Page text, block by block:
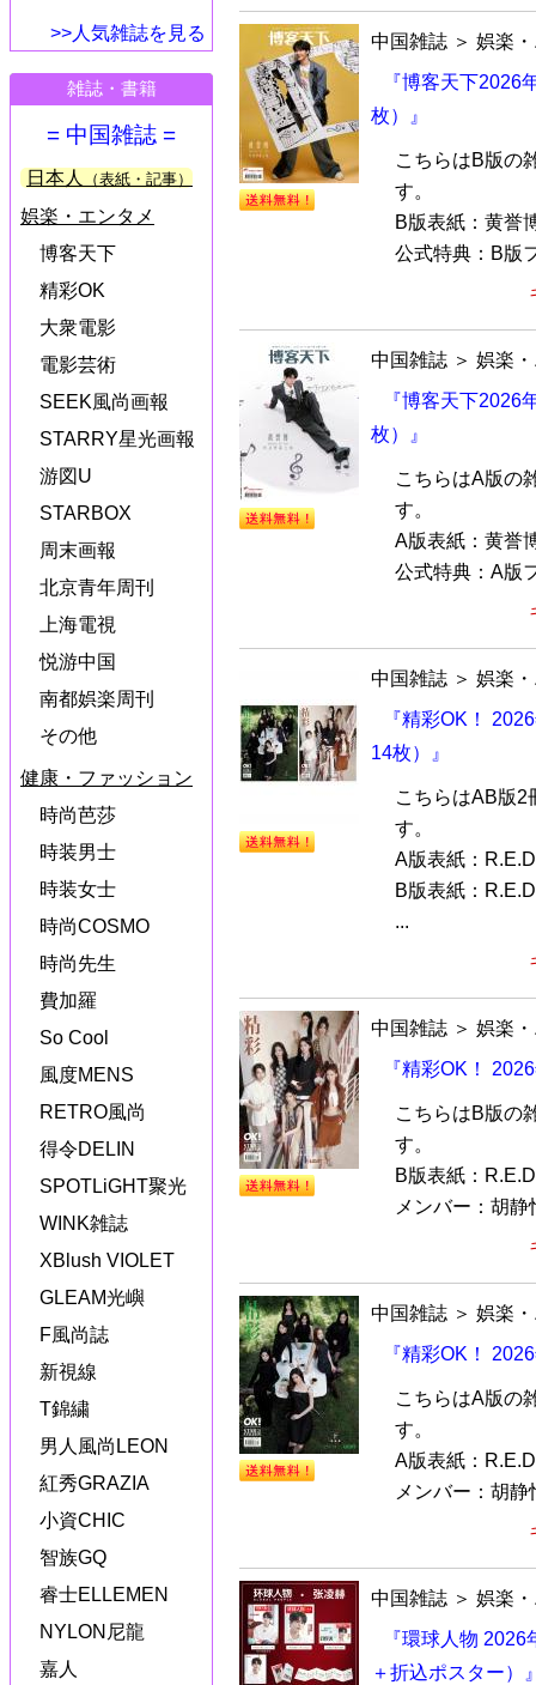
>>人気雑誌を見る
雑誌・書籍
= 中国雑誌 =
日本人 （表紙・記事）
娯楽・エンタメ
博客天下
精彩OK
大衆電影
電影芸術
SEEK風尚画報
STARRY星光画報
游図U
STARBOX
周末画報
北京青年周刊
上海電視
悦游中国
南都娯楽周刊
その他
健康・ファッション
時尚芭莎
時装男士
時装女士
時尚COSMO
時尚先生
費加羅
So Cool
風度MENS
RETRO風尚
得令DELIN
SPOTLiGHT聚光
WINK雑誌
XBlush VIOLET
GLEAM光嶼
F風尚誌
新視線
T錦繍
男人風尚LEON
紅秀GRAZIA
小資CHIC
智族GQ
睿士ELLEMEN
NYLON尼龍
嘉人
中国雑誌 ＞ 娯楽
『博客天下2026
枚）』
こちらはB版の
す。
B版表紙：黄誉
公式特典：B版
中国雑誌 ＞ 娯楽
『博客天下2026
枚）』
こちらはA版の
す。
A版表紙：黄誉
公式特典：A版
中国雑誌 ＞ 娯楽
『精彩OK！
14枚）』
こちらはAB版2
す。
A版表紙：
B版表紙：
...
中国雑誌 ＞ 娯楽
『精彩OK！
こちらはB版の
す。
B版表紙：
メンバー：胡
中国雑誌 ＞ 娯楽
『精彩OK！
こちらはA版の
す。
A版表紙：
メンバー：胡
中国雑誌 ＞ 娯楽
『環球人物
＋折込ポスター）